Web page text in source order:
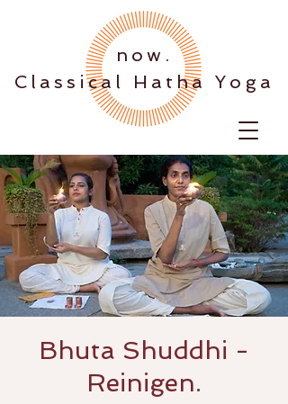
.now
Classical Hatha Yoga
Bhuta Shuddhi -
Reinigen.